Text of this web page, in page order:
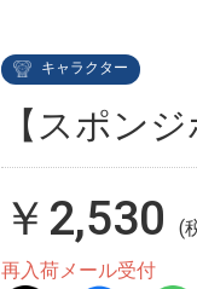
キャラクター
【スポン
￥2,530
(
再入荷メール受付